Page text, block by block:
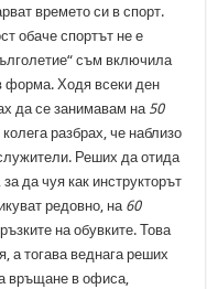
времето си в спорт.
обаче спортът не е
съм включила
форма. Ходя всеки ден
да се занимавам на50
разбрах, че наблизо
Реших да отида
да чуя как инструкторът
редовно, на 60
на обувките. Това
а тогава веднага реших
връщане в офиса,